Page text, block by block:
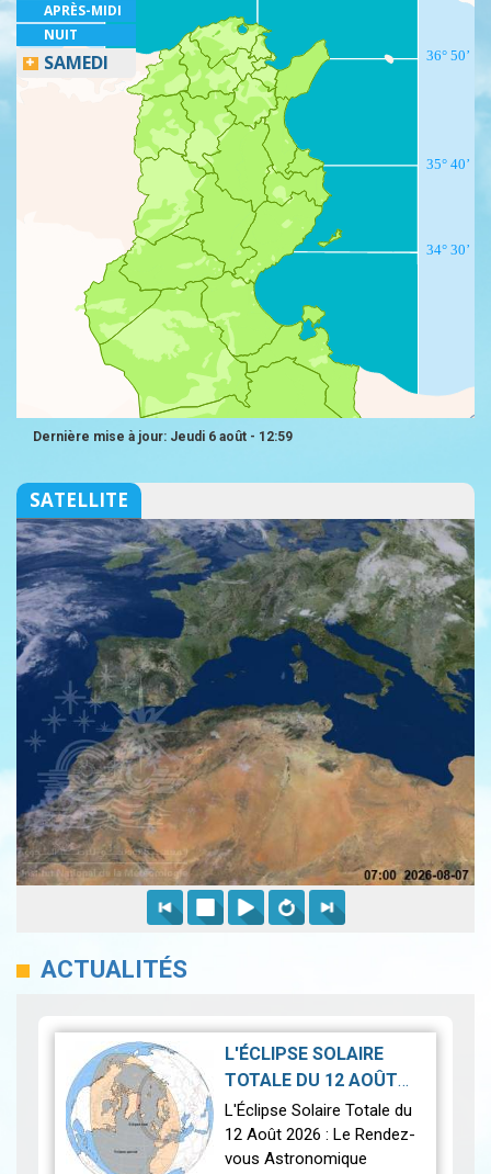
APRÈS-MIDI
NUIT
SAMEDI 36° 50’
35° 40’
34° 30’
Dernière mise à jour: Jeudi 6 août - 12:59
SATELLITE
ACTUALITÉS
L'ÉCLIPSE SOLAIRE
TOTALE DU 12 AOÛT
2026|2026-07-21
L'Éclipse Solaire Totale du
12 Août 2026 : Le Rendez-
vous Astronomique